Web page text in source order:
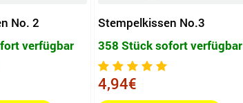
No. 2
verfügbar
Stempelkissen No.3
358 Stück sofort verfügbar
4,94€